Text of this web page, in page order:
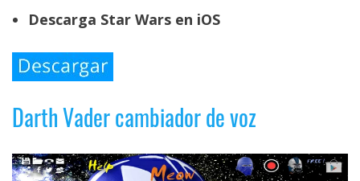
Descarga Star Wars en iOS
Darth Vader cambiador de voz